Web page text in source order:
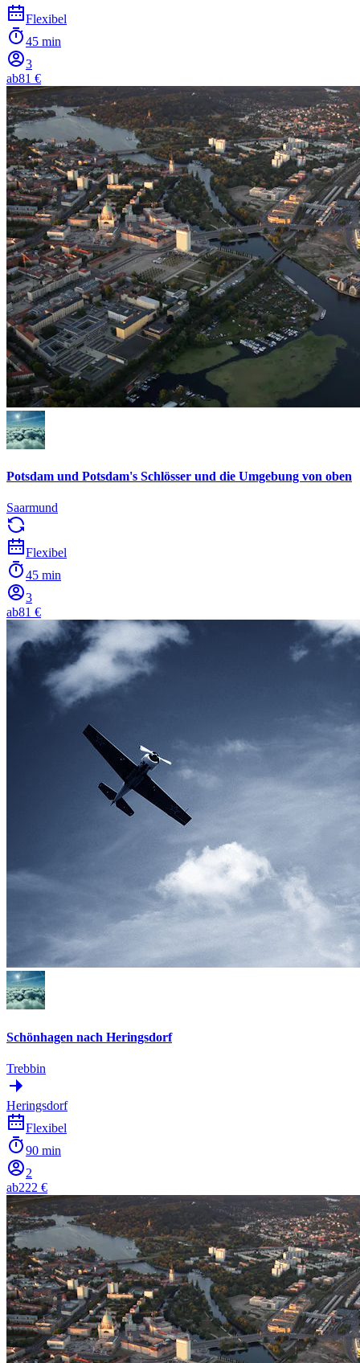
Flexibel
45 min
3
ab81 €
Potsdam und Potsdam's Schlösser und die Umgebung von oben
Saarmund
Flexibel
45 min
3
ab81 €
Schönhagen nach Heringsdorf
Trebbin
Heringsdorf
Flexibel
90 min
2
ab222 €